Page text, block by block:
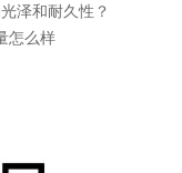
泽和耐久性？
怎么样